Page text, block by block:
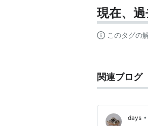
現在、
このタグの
関連ブログ
days •